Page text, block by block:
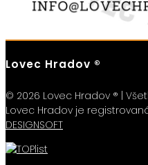
Lovec Hradov ®
© 2026 Lovec Hradov ® |
Lovec Hradov je
DESIGNSOFT